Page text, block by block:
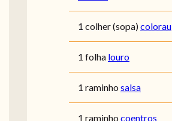
1 colher (sopa)colorau
1 folha louro
1 raminho salsa
1 raminho coentros